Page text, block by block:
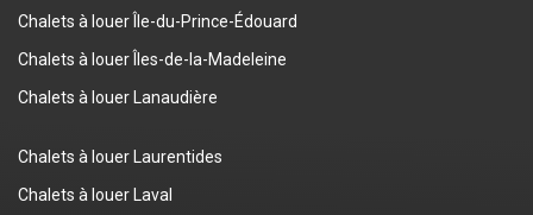
Chalets à louer Île-du-Prince-Édouard
Chalets à louer Îles-de-la-Madeleine
Chalets à louer Lanaudière
Chalets à louer Laurentides
Chalets à louer Laval